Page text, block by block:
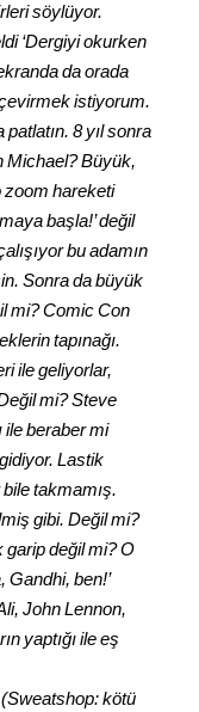
söylüyor.
‘Dergiyi okurken
da orada
istiyorum.
8 yıl sonra
Michael? Büyük,
hareketi
başla!’ değil
bu adamın
Sonra da büyük
mi? Comic Con
tapınağı.
ile geliyorlar,
mi? Steve
ile beraber mi
Lastik
takmamış.
gibi. Değil mi?
garip değil mi? O
Gandhi, ben!’
John Lennon,
yaptığı ile eş
(Sweatshop: kötü